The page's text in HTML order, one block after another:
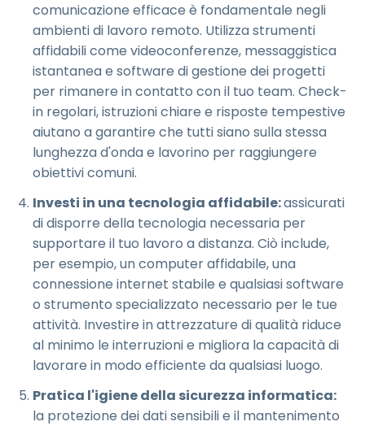
comunicazione efficace è fondamentale negli
ambienti di lavoro remoto. Utilizza strumenti
affidabili come videoconferenze, messaggistica
istantanea e software di gestione dei progetti
per rimanere in contatto con il tuo team. Check-
in regolari, istruzioni chiare e risposte tempestive
aiutano a garantire che tutti siano sulla stessa
lunghezza d'onda e lavorino per raggiungere
obiettivi comuni.
Investi in una tecnologia affidabile:assicurati
di disporre della tecnologia necessaria per
supportare il tuo lavoro a distanza. Ciò include,
per esempio, un computer affidabile, una
connessione internet stabile e qualsiasi software
o strumento specializzato necessario per le tue
attività. Investire in attrezzature di qualità riduce
al minimo le interruzioni e migliora la capacità di
lavorare in modo efficiente da qualsiasi luogo.
Pratica l'igiene della sicurezza informatica:
la protezione dei dati sensibili e il mantenimento